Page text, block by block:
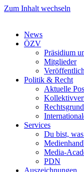
Zum Inhalt wechseln
News
ÖZV
Präsidium
Mitglieder
Politik & Recht
Aktuelle
Services
Du bist,
Media-
PDN
Auszeichnungen